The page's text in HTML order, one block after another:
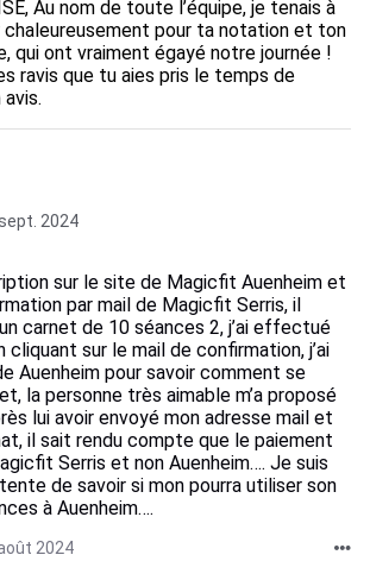
Au nom de toute l’équipe, je tenais à
pour ta notation et ton
qui ont vraiment égayé notre journée !
ravis que tu aies pris le temps de
2024
sur le site de Magicfit Auenheim et
par mail de Magicfit Serris, il
carnet de 10 séances 2, j’ai effectué
cliquant sur le mail de confirmation, j’ai
Auenheim pour savoir comment se
la personne très aimable m’a proposé
lui avoir envoyé mon adresse mail et
il sait rendu compte que le paiement
Serris et non Auenheim…. Je suis
de savoir si mon pourra utiliser son
à Auenheim….
2024